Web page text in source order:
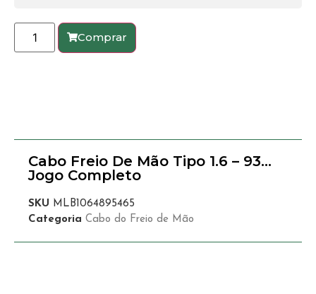
Comprar
Cabo Freio De Mão Tipo 1.6 – 93…
Jogo Completo
SKU MLB1064895465
Categoria Cabo do Freio de Mão